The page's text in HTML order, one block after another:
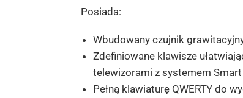
Posiada:
Wbudowany czujnik
Zdefiniowane klawisze
telewizorami z systemem Smart
Pełną klawiaturę QWERTY do